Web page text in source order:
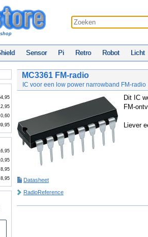
Sensor Pi Retro Robot Licht
MC3361 FM-radio
IC voor een low power narrowband FM-radio
Datasheet
RadioReference
Dit IC
FM-
Liever